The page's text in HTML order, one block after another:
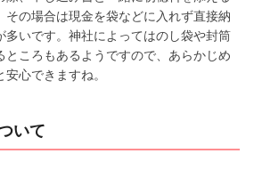
その場合は現金を袋などに入れず直接納
多いです。神社によってはのし袋や封筒
ところもあるようですので、あらかじめ
心できますね。
いて